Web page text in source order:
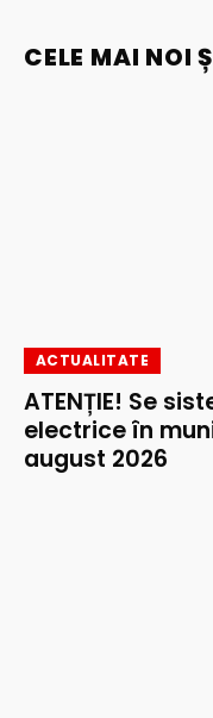
CELE MAI NOI
ACTUALITATE
ATENȚIE! Se
electrice în
august 2026